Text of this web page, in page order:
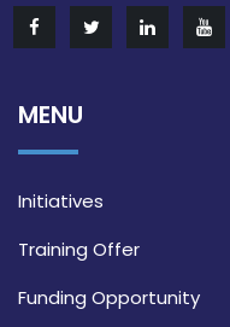
MENU
Initiatives
Training Offer
Funding Opportunity